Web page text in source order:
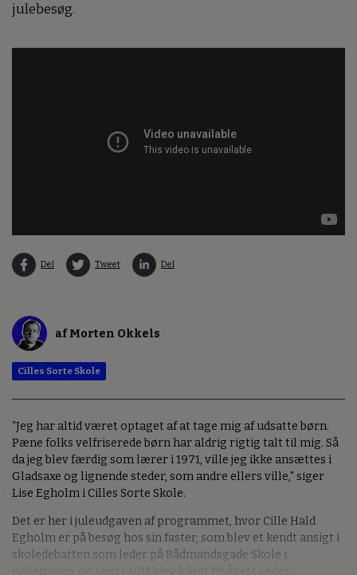
julebesøg.
Del Tweet Del
af Morten Okkels
Cilles Sorte Skole
“Jeg har altid været optaget af at tage mig af udsatte børn.
Pæne folks velfriserede børn har aldrig rigtig talt til mig. Så
da jeg blev færdig som lærer i 1971, ville jeg ikke ansættes i
Gladsaxe og lignende steder, som andre ellers ville," siger
Lise Egholm i Cilles Sorte Skole.
Det er her i juleudgaven af programmet, hvor Cille Hald
Egholm er på besøg hos sin faster, som blev et kendt ansigt i
skoledebatten som leder på Rådmandsgade Skole i